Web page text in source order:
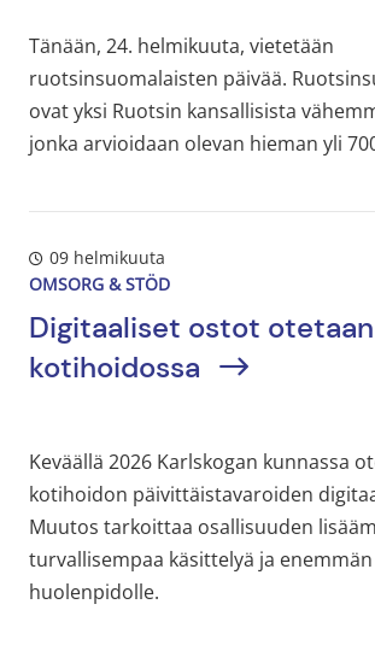
Tänään, 24. helmikuuta, vietetään
ruotsinsuomalaisten päivää.
ovat yksi Ruotsin kansallisista
jonka arvioidaan olevan hieman yli
09 helmikuuta
OMSORG & STÖD
Digitaaliset ostot
kotihoidossa
Keväällä 2026 Karlskogan kunnassa
kotihoidon päivittäistavaroiden
Muutos tarkoittaa osallisuuden
turvallisempaa käsittelyä ja enemmän
huolenpidolle.